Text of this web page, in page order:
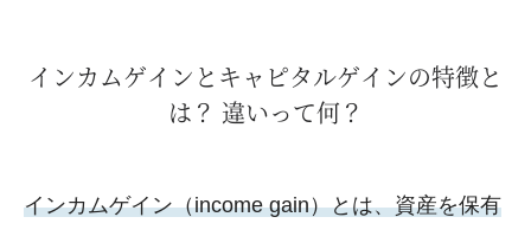
インカムゲインとキャピタルゲインの特徴と
は？ 違いって何？
インカムゲイン（income gain）とは、資産を保有